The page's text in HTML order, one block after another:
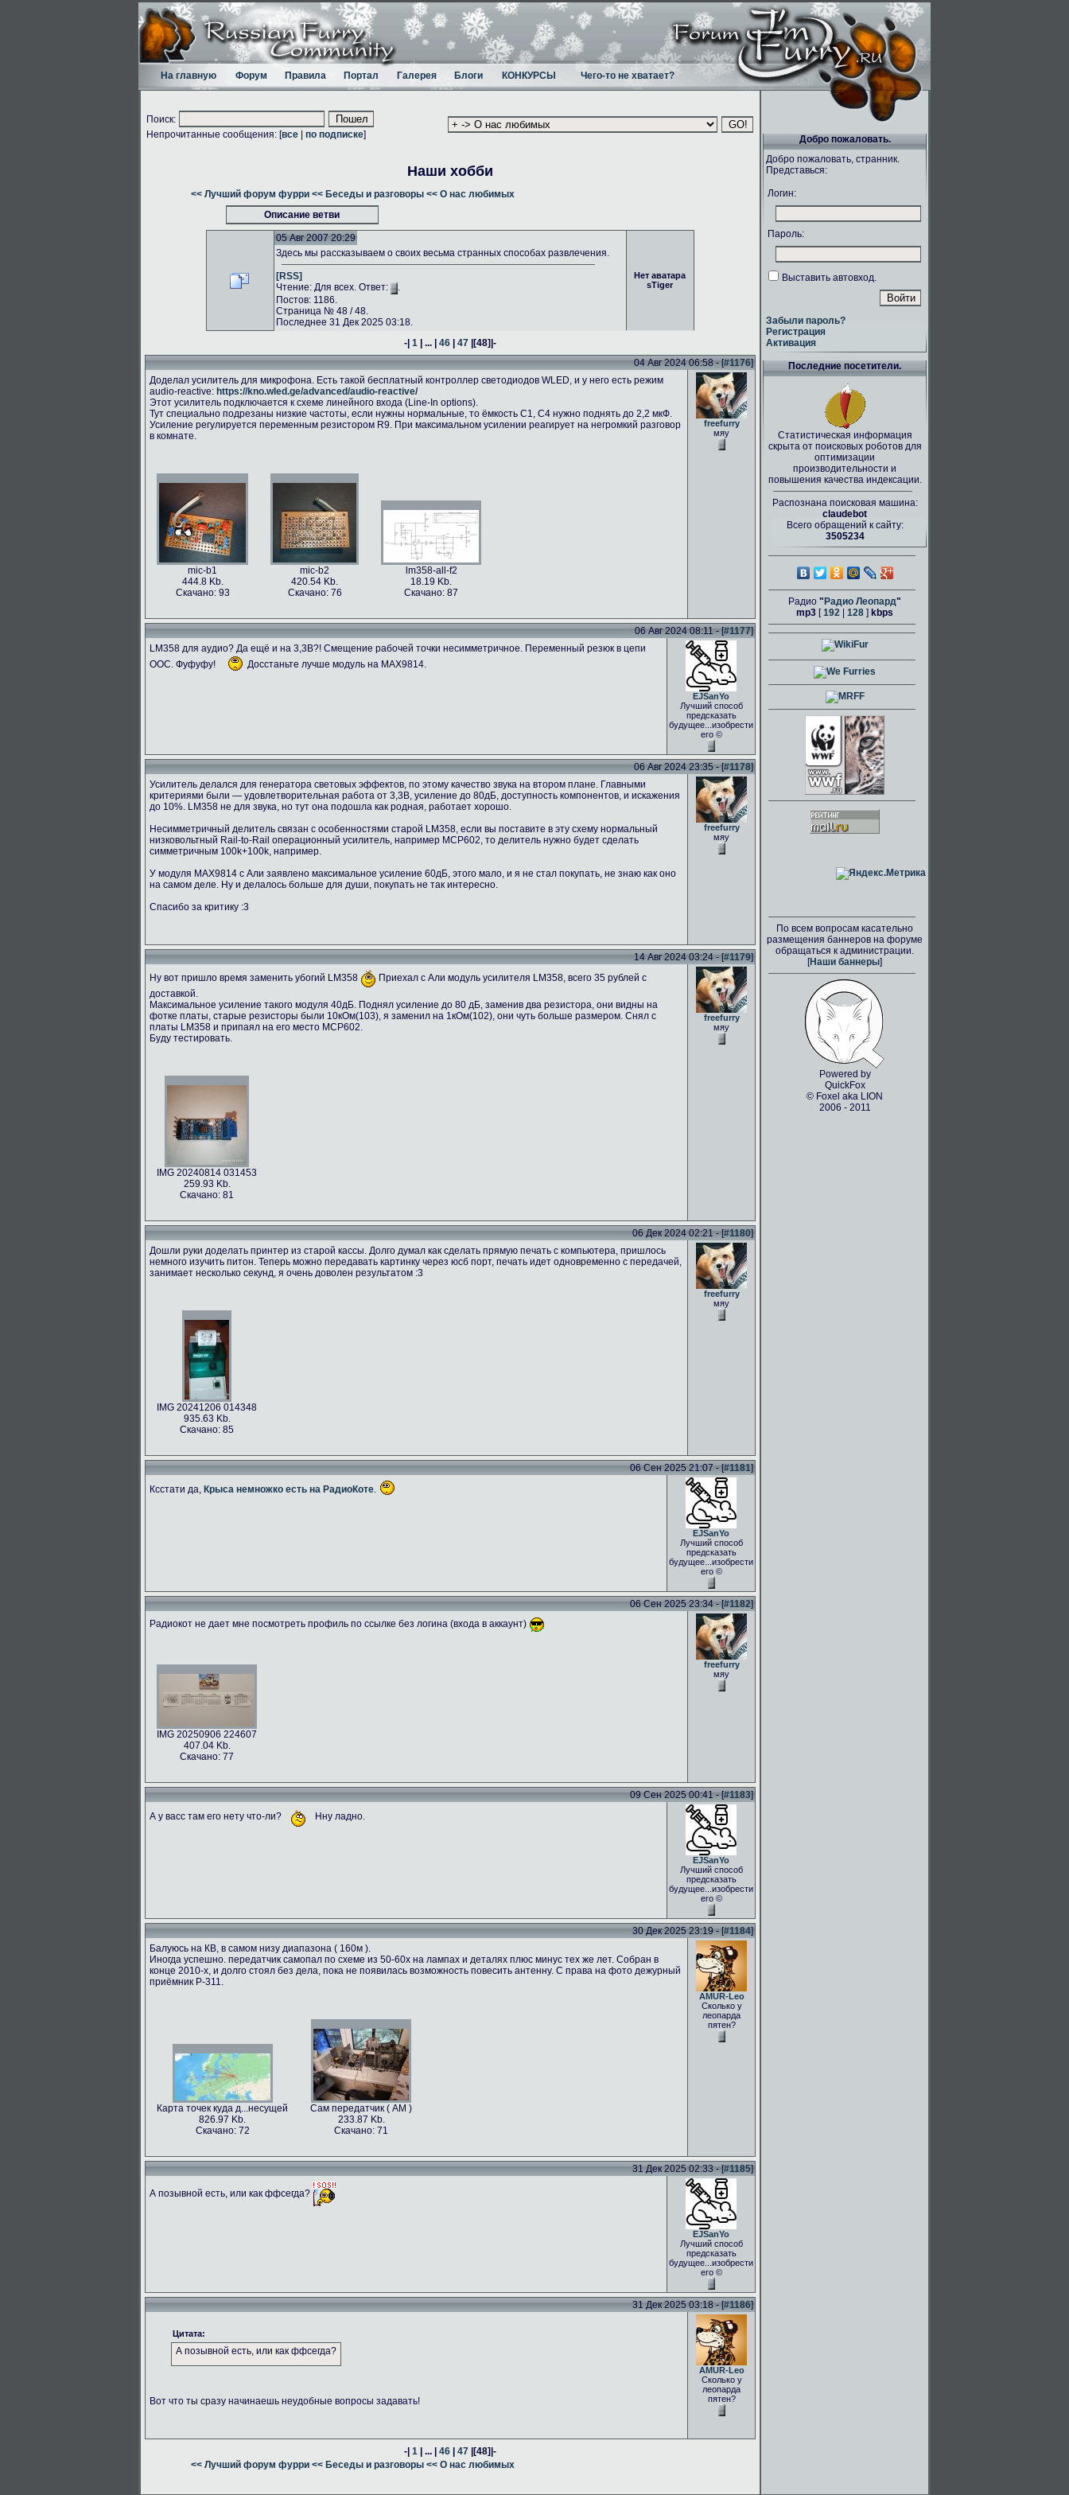
На главную Форум Правила Портал Галерея Блоги КОНКУРСЫ Чего-то не хватает?
Поиск:
Непрочитанные сообщения: [все по подписке]
Наши хобби
<< Лучший форум фурри << Беседы и разговоры << О нас любимых
Описание ветви
05 Авг 2007 20:29
Нет аватара
sTiger
Здесь мы рассказываем о своих весьма странных способах развлечения.
[RSS]
Чтение: Для всех. Ответ:
.
Постов: 1186.
Страница № 48 / 48.
Последнее 31 Дек 2025 03:18.
-| 1 | ... | 46 | 47 |[48]|-
04 Авг 2024 06:58 - [#1176]
Доделал усилитель для микрофона. Есть такой бесплатный контроллер светодиодов WLED, и у него есть режим
audio-reactive: https://kno.wled.ge/advanced/audio-reactive/
Этот усилитель подключается к схеме линейного входа (Line-In options).
Тут специально подрезаны низкие частоты, если нужны нормальные, то ёмкость C1, C4 нужно поднять до 2,2 мкФ.
Усиление регулируется переменным резистором R9. При максимальном усилении реагирует на негромкий разговор
в комнате.
mic-b1
444.8 Kb.
Скачано: 93
mic-b2
420.54 Kb.
Скачано: 76
lm358-all-f2
18.19 Kb.
Скачано: 87
freefurry
мяу
06 Авг 2024 08:11 - [#1177]
LM358 для аудио? Да ещё и на 3,3В?! Смещение рабочей точки несимметричное. Переменный резюк в цепи
ООС. Фуфуфу!
Досстаньте лучше модуль на MAX9814.
EJSanYo
Лучший способ
предсказать
будущее...изобрести
его ©
06 Авг 2024 23:35 - [#1178]
Усилитель делался для генератора световых эффектов, по этому качество звука на втором плане. Главными
критериями были — удовлетворительная работа от 3,3В, усиление до 80дБ, доступность компонентов, и искажения
до 10%. LM358 не для звука, но тут она подошла как родная, работает хорошо.
Несимметричный делитель связан с особенностями старой LM358, если вы поставите в эту схему нормальный
низковольтный Rail-to-Rail операционный усилитель, например MCP602, то делитель нужно будет сделать
симметричным 100k+100k, например.
У модуля MAX9814 с Али заявлено максимальное усиление 60дБ, этого мало, и я не стал покупать, не знаю как оно
на самом деле. Ну и делалось больше для души, покупать не так интересно.
Спасибо за критику :3
freefurry
мяу
14 Авг 2024 03:24 - [#1179]
Ну вот пришло время заменить убогий LM358
Приехал с Али модуль усилителя LM358, всего 35 рублей с
доставкой.
Максимальное усиление такого модуля 40дБ. Поднял усиление до 80 дБ, заменив два резистора, они видны на
фотке платы, старые резисторы были 10кОм(103), я заменил на 1кОм(102), они чуть больше размером. Снял с
платы LM358 и припаял на его место MCP602.
Буду тестировать.
IMG 20240814 031453
259.93 Kb.
Скачано: 81
freefurry
мяу
06 Дек 2024 02:21 - [#1180]
Дошли руки доделать принтер из старой кассы. Долго думал как сделать прямую печать с компьютера, пришлось
немного изучить питон. Теперь можно передавать картинку через юсб порт, печать идет одновременно с передачей,
занимает несколько секунд, я очень доволен результатом :3
IMG 20241206 014348
935.63 Kb.
Скачано: 85
freefurry
мяу
06 Сен 2025 21:07 - [#1181]
Ксстати да, Крыса немножко есть на РадиоКоте
EJSanYo
Лучший способ
предсказать
будущее...изобрести
его ©
06 Сен 2025 23:34 - [#1182]
Радиокот не дает мне посмотреть профиль по ссылке без логина (входа в аккаунт)
IMG 20250906 224607
407.04 Kb.
Скачано: 77
freefurry
мяу
09 Сен 2025 00:41 - [#1183]
А у васс там его нету что-ли?
Нну ладно.
EJSanYo
Лучший способ
предсказать
будущее...изобрести
его ©
30 Дек 2025 23:19 - [#1184]
Балуюсь на КВ, в самом низу диапазона ( 160м ).
Иногда успешно. передатчик самопал по схеме из 50-60х на лампах и деталях плюс минус тех же лет. Собран в
конце 2010-х, и долго стоял без дела, пока не появилась возможность повесить антенну. С права на фото дежурный
приёмник Р-311.
Карта точек куда д...несущей
826.97 Kb.
Скачано: 72
Сам передатчик ( АМ )
233.87 Kb.
Скачано: 71
AMUR-Leo
Сколько у
леопарда
пятен?
31 Дек 2025 02:33 - [#1185]
А позывной есть, или как ффсегда?
EJSanYo
Лучший способ
предсказать
будущее...изобрести
его ©
31 Дек 2025 03:18 - [#1186]
Цитата:
А позывной есть, или как ффсегда?
Вот что ты сразу начинаешь неудобные вопросы задавать!
AMUR-Leo
Сколько у
леопарда
пятен?
-| 1 | ... | 46 | 47 |[48]|-
<< Лучший форум фурри << Беседы и разговоры << О нас любимых
Добро пожаловать.
Добро пожаловать, странник.
Представься:
Логин:
Пароль:
Выставить автовход.
Забыли пароль?
Регистрация
Активация
Последние посетители.
Статистическая информация
скрыта от поисковых роботов для
оптимизации
производительности и
повышения качества индексации.
Распознана поисковая машина:
claudebot
Всего обращений к сайту:
3505234
Радио " Радио Леопард"
mp3 [192 128 ] kbps
По всем вопросам касательно
размещения баннеров на форуме
обращаться к администрации.
[Наши баннеры]
Powered by
QuickFox
© Foxel aka LION
2006 - 2011